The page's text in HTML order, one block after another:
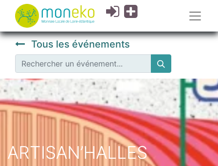
Tous les événements
ARTISAN’HALLES